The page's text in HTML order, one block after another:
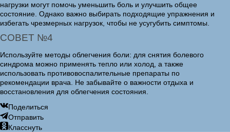
нагрузки могут помочь уменьшить боль и улучшить общее
состояние. Однако важно выбирать подходящие упражнения и
избегать чрезмерных нагрузок, чтобы не усугубить симптомы.
СОВЕТ №4
Используйте методы облегчения боли: для снятия болевого
синдрома можно применять тепло или холод, а также
использовать противовоспалительные препараты по
рекомендации врача. Не забывайте о важности отдыха и
восстановления для облегчения состояния.
Поделиться
Отправить
Класснуть